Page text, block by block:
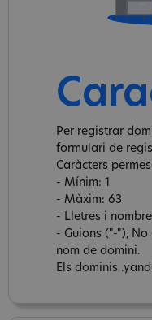
Per registrar
formulari de
Caràcters
- Mínim: 1
- Màxim: 63
- Lletres i
- Guions ("-"),
nom de domini.
Els dominis